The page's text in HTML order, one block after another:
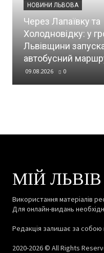
НОВИНИ ЛЬВОВА
Через Лапаївку та
Холодновідку: у
Львівщини
автобусний
09.08.2026 0
МІЙ ЛЬВІВ
Використання матеріалів
Для онлайн-видань
Редакція залишає за собою
2020-2026 © All Rights